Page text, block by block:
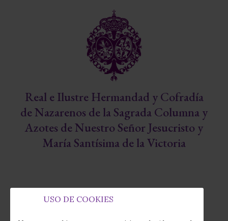
Real e Ilustre Hermandad y Cofradía
de Nazarenos de la Sagrada Columna y
Azotes de Nuestro Señor Jesucristo y
María Santísima de la Victoria
USO DE COOKIES